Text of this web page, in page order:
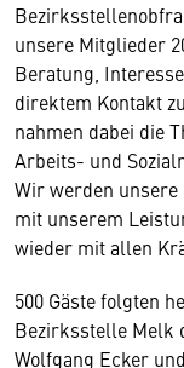
unsere Mitglieder
Beratung,
direktem Kontakt
nahmen dabei die
Arbeits- und
Wir werden
mit unserem
wieder mit allen
500 Gäste folgten
Bezirksstelle Melk
Wolfgang Ecker